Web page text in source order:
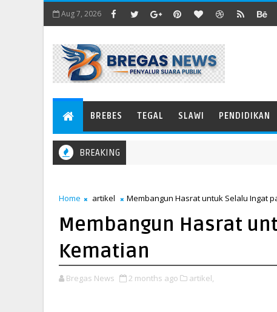
Aug 7, 2026
BREBES TEGAL SLAWI PENDIDIKAN
BREAKING
Home artikel Membangun Hasrat untuk Selalu Ingat
Membangun Hasrat
Kematian
Bregas News 2 months ago artikel,